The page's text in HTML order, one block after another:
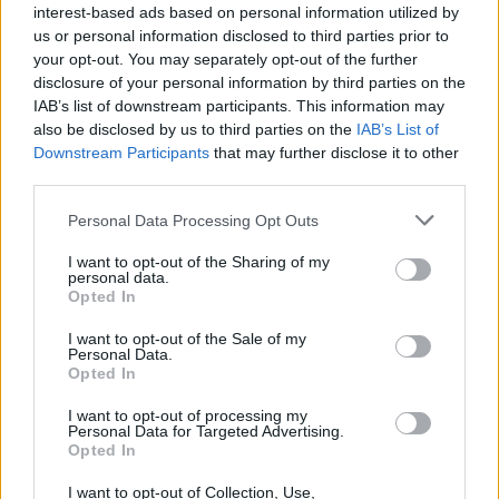
interest-based ads based on personal information utilized by
us or personal information disclosed to third parties prior to
your opt-out. You may separately opt-out of the further
disclosure of your personal information by third parties on the
IAB’s list of downstream participants. This information may
also be disclosed by us to third parties on the IAB’s List of
Downstream Participants that may further disclose it to other
Please note that this website/app uses one or more Google
not limited to your visit or usage behaviour. You may click to
grant or deny consent to Google and its third-party tags to
use your data for below specified purposes in below Google
consent section.
Personal Data Processing Opt Outs
I want to opt-out of the Sharing of my
personal data.
Opted In
I want to opt-out of the Sale of my
Personal Data.
Opted In
I want to opt-out of processing my
Personal Data for Targeted Advertising.
Opted In
I want to opt-out of Collection, Use,
υποχρεωτικά για μια εβδομάδα
08/10/2024 - 15:21
Έρευνα: Πώς βοηθά η γονική
άδεια την ψυχική υγεία
Σχολική βία, παιδική κακοποίηση
της πανδημίας, ο ρόλος του
σχολείου και η υποχρέωση της
23/10/2022 - 13:27
Έρευνα: Πώς ένα μικρό διάλειμμα